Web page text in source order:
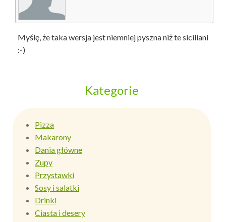
Myślę, że taka wersja jest niemniej pyszna niż te siciliani
:-)
Kategorie
Pizza
Makarony
Dania główne
Zupy
Przystawki
Sosy i salatki
Drinki
Ciasta i desery